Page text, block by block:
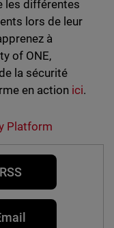
les différentes
lors de leur
à
of ONE,
la sécurité
en action ici.
Platform